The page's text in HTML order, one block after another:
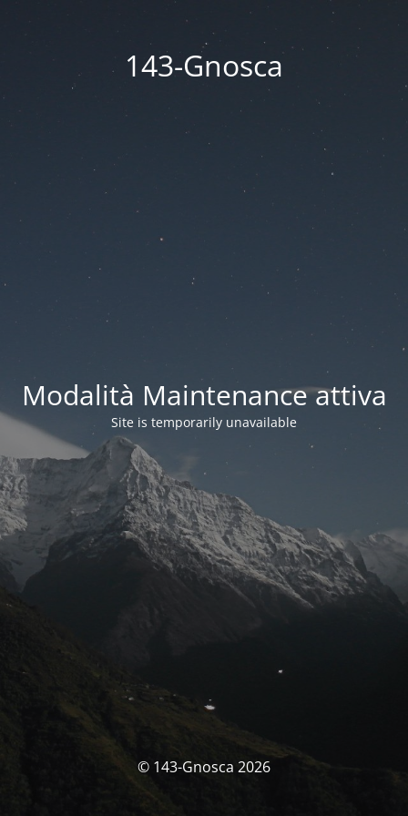
143-Gnosca
Modalità Maintenance attiva
Site is temporarily unavailable
© 143-Gnosca 2026